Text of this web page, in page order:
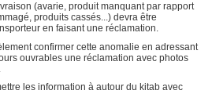
(avarie, produit manquant par rapport
produits cassés...) devra être
en faisant une réclamation.
confirmer cette anomalie en adressant
ouvrables une réclamation avec photos
les information à autour du kitab avec